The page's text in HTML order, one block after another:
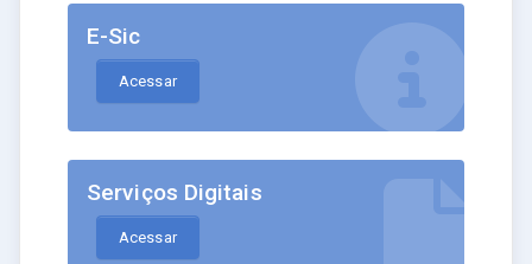
E-Sic
Acessar
Serviços Digitais
Acessar